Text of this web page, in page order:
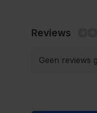
Reviews
Geen reviews